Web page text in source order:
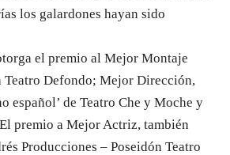
los galardones hayan sido
el premio al Mejor Montaje
Teatro Defondo; Mejor Dirección,
español’ de Teatro Che y Moche y
premio a Mejor Actriz, también
Producciones – Poseidón Teatro